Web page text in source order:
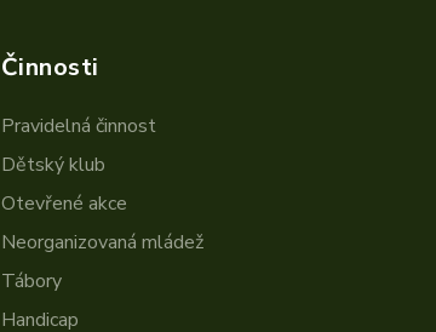
Činnosti
Pravidelná činnost
Dětský klub
Otevřené akce
Neorganizovaná mládež
Tábory
Handicap